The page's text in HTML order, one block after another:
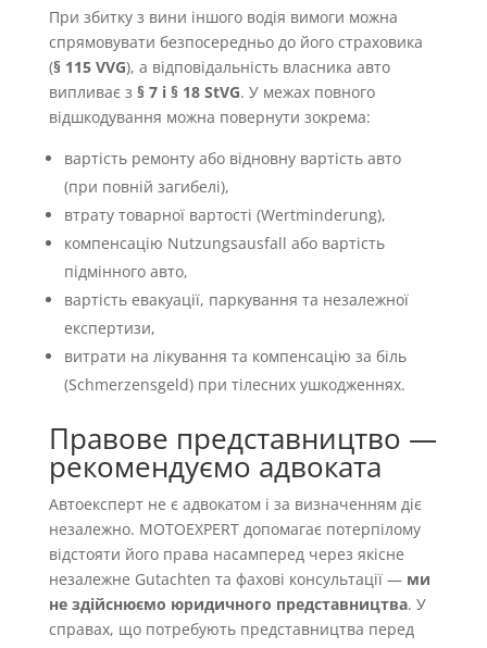
При збитку з вини іншого водія вимоги можна
спрямовувати безпосередньо до його страховика
(§ 115 VVG), а відповідальність власника авто
випливає з § 7 і § 18 StVG. У межах повного
відшкодування можна повернути зокрема:
вартість ремонту або відновну вартість авто
(при повній загибелі),
втрату товарної вартості (Wertminderung),
компенсацію Nutzungsausfall або вартість
підмінного авто,
вартість евакуації, паркування та незалежної
експертизи,
витрати на лікування та компенсацію за біль
(Schmerzensgeld) при тілесних ушкодженнях.
Правове представництво —
рекомендуємо адвоката
Автоексперт не є адвокатом і за визначенням діє
незалежно. MOTOEXPERT допомагає потерпілому
відстояти його права насамперед через якісне
незалежне Gutachten та фахові консультації — ми
не здійснюємо юридичного представництва. У
справах, що потребують представництва перед